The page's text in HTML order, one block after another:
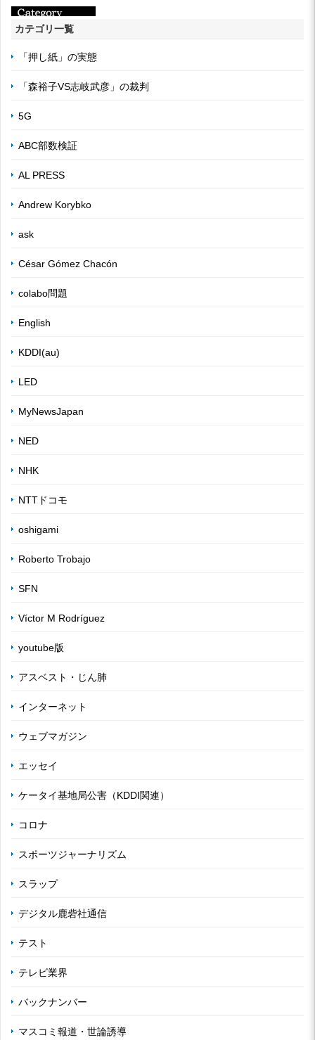
カテゴリ一覧
「押し紙」の実態
「森裕子VS志岐武彦」の裁判
5G
ABC部数検証
AL PRESS
Andrew Korybko
ask
César Gómez Chacón
colabo問題
English
KDDI(au)
LED
MyNewsJapan
NED
NHK
NTTドコモ
oshigami
Roberto Trobajo
SFN
Víctor M Rodríguez
youtube版
アスベスト・じん肺
インターネット
ウェブマガジン
エッセイ
ケータイ基地局公害（KDDI関連）
コロナ
スポーツジャーナリズム
スラップ
デジタル鹿砦社通信
テスト
テレビ業界
バックナンバー
マスコミ報道・世論誘導